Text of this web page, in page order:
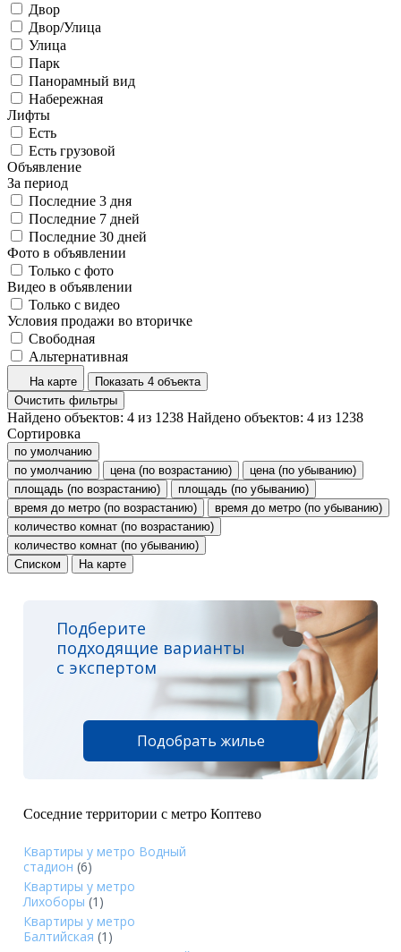
Двор
Двор/Улица
Улица
Парк
Панорамный вид
Набережная
Лифты
Есть
Есть грузовой
Объявление
За период
Последние 3 дня
Последние 7 дней
Последние 30 дней
Фото в объявлении
Только с фото
Видео в объявлении
Только с видео
Условия продажи во вторичке
Свободная
Альтернативная
На карте
Показать 4 объекта
Очистить фильтры
Найдено объектов: 4 из 1238 Найдено объектов: 4 из 1238
Сортировка
по умолчанию
по умолчанию
цена (по возрастанию)
цена (по убыванию)
площадь (по возрастанию)
площадь (по убыванию)
время до метро (по возрастанию)
время до метро (по убыванию)
количество комнат (по возрастанию)
количество комнат (по убыванию)
Списком
На карте
Подберите
подходящие варианты
с экспертом
Подобрать жилье
Соседние территории с метро Коптево
Квартиры у метро Водный
стадион (6)
Квартиры у метро
Лихоборы (1)
Квартиры у метро
Балтийская (1)